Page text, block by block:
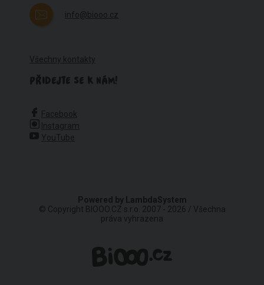
info@biooo.cz
Všechny kontakty
PŘIDEJTE SE K NÁM!
Facebook
Instagram
YouTube
Powered by
LambdaSystem
© Copyright BIOOO.CZ s.r.o. 2007 - 2026 / Všechna
práva vyhrazena